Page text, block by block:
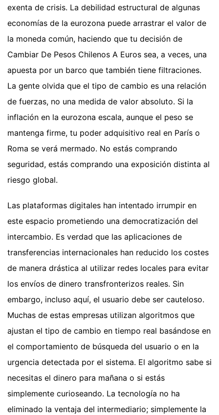
exenta de crisis. La debilidad estructural de algunas
economías de la eurozona puede arrastrar el valor de
la moneda común, haciendo que tu decisión de
Cambiar De Pesos Chilenos A Euros sea, a veces, una
apuesta por un barco que también tiene filtraciones.
La gente olvida que el tipo de cambio es una relación
de fuerzas, no una medida de valor absoluto. Si la
inflación en la eurozona escala, aunque el peso se
mantenga firme, tu poder adquisitivo real en París o
Roma se verá mermado. No estás comprando
seguridad, estás comprando una exposición distinta al
riesgo global.
Las plataformas digitales han intentado irrumpir en
este espacio prometiendo una democratización del
intercambio. Es verdad que las aplicaciones de
transferencias internacionales han reducido los costes
de manera drástica al utilizar redes locales para evitar
los envíos de dinero transfronterizos reales. Sin
embargo, incluso aquí, el usuario debe ser cauteloso.
Muchas de estas empresas utilizan algoritmos que
ajustan el tipo de cambio en tiempo real basándose en
el comportamiento de búsqueda del usuario o en la
urgencia detectada por el sistema. El algoritmo sabe si
necesitas el dinero para mañana o si estás
simplemente curioseando. La tecnología no ha
eliminado la ventaja del intermediario; simplemente la